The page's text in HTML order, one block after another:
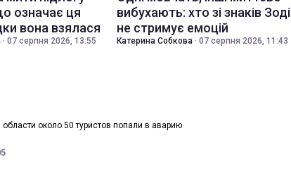
означає ця
вона взялася
· 07 серпня 2026, 13:55
вибухають: хто зі знаків
не стримує емоцій
Катерина Собкова · 07 серпня 2026, 11:43
области около 50 туристов попали в аварию